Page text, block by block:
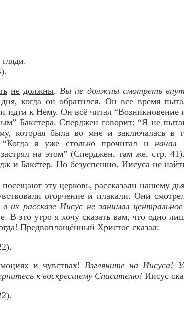
не должны.Вы не должны смотреть
когда он обратился. Он все время
идти к Нему. Он всё читал “Возникновение
Бакстера. Сперджен говорит: “Я не
которая была во мне и заключалась в
“Когда я уже столько прочитал иначал
на этом” (Сперджен, там же, стр.
и Бакстер. Но безуспешно. Иисуса не
эту церковь, рассказали нашему
огорчение и плакали. Они
в их рассказе Иисус не занимал
В это утро я хочу сказать вам, что одно
Предвоплощённый Христос сказал:
и чувствах! Взгляните на Иисуса!
к воскресшему Спасителю! Иисус